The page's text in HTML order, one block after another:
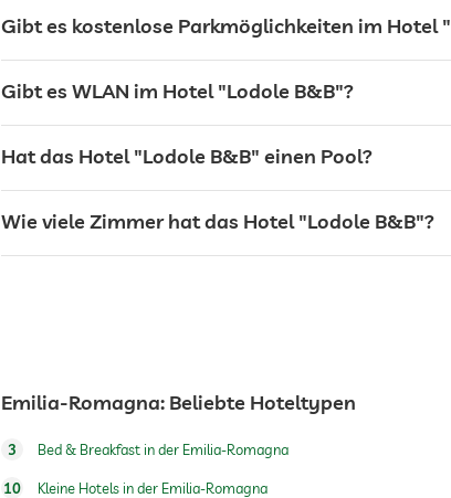
Wandern
Gibt es kostenlose Parkmöglichkeiten im Hotel
Gibt es WLAN im Hotel "Lodole B&B"?
Hat das Hotel "Lodole B&B" einen Pool?
Wie viele Zimmer hat das Hotel "Lodole B&B"?
Emilia-Romagna: Beliebte Hoteltypen
3 Bed & Breakfast in der Emilia-Romagna
10 Kleine Hotels in der Emilia-Romagna